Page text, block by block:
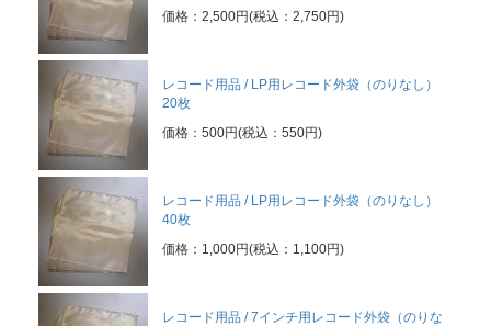
※買取に関するメールは
こちら までお願い致します。
価格：2,500円(税込：2,750円)
レコード用品 / LP用レコード外袋（のりなし）
20枚
価格：500円(税込：550円)
レコード用品 / LP用レコード外袋（のりなし）
40枚
価格：1,000円(税込：1,100円)
レコード用品 / 7インチ用レコード外袋（のりな